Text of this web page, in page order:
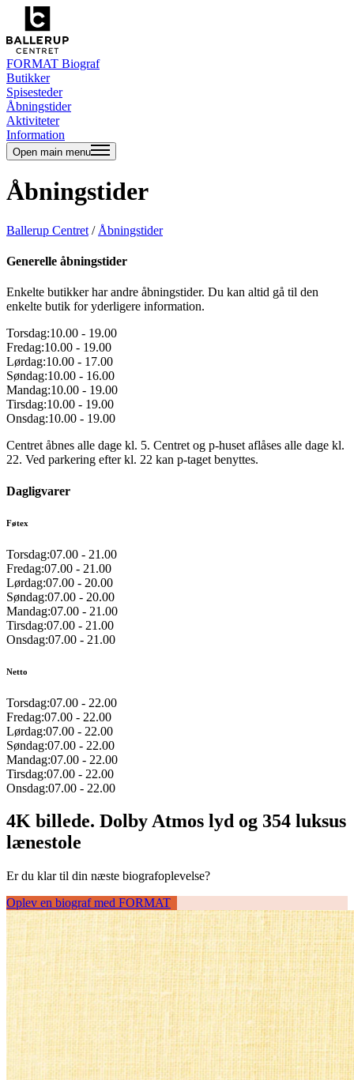
FORMAT Biograf
Butikker
Spisesteder
Åbningstider
Aktiviteter
Information
Open main menu
Åbningstider
Ballerup Centret / Åbningstider
Generelle åbningstider
Enkelte butikker har andre åbningstider. Du kan altid gå til den
enkelte butik for yderligere information.
Torsdag:10.00 - 19.00
Fredag:10.00 - 19.00
Lørdag:10.00 - 17.00
Søndag:10.00 - 16.00
Mandag:10.00 - 19.00
Tirsdag:10.00 - 19.00
Onsdag:10.00 - 19.00
Centret åbnes alle dage kl. 5. Centret og p-huset aflåses alle dage kl.
22. Ved parkering efter kl. 22 kan p-taget benyttes.
Dagligvarer
Føtex
Torsdag:07.00 - 21.00
Fredag:07.00 - 21.00
Lørdag:07.00 - 20.00
Søndag:07.00 - 20.00
Mandag:07.00 - 21.00
Tirsdag:07.00 - 21.00
Onsdag:07.00 - 21.00
Netto
Torsdag:07.00 - 22.00
Fredag:07.00 - 22.00
Lørdag:07.00 - 22.00
Søndag:07.00 - 22.00
Mandag:07.00 - 22.00
Tirsdag:07.00 - 22.00
Onsdag:07.00 - 22.00
4K billede. Dolby Atmos lyd og 354 luksus
lænestole
Er du klar til din næste biografoplevelse?
Oplev en biograf med FORMAT